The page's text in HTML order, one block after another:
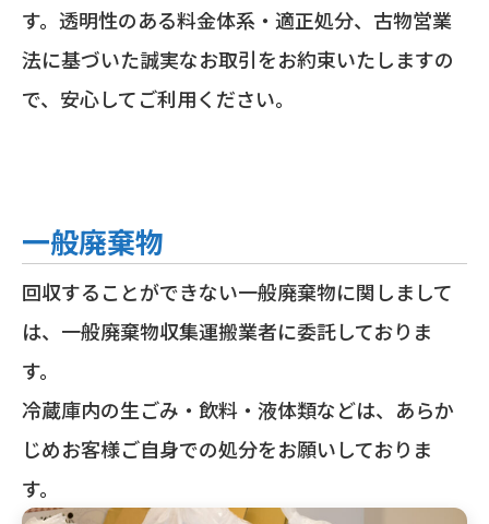
す。透明性のある料金体系・適正処分、古物営業
法に基づいた誠実なお取引をお約束いたしますの
で、安心してご利用ください。
一般廃棄物
回収することができない一般廃棄物に関しまして
は、一般廃棄物収集運搬業者に委託しておりま
す。
冷蔵庫内の生ごみ・飲料・液体類などは、あらか
じめお客様ご自身での処分をお願いしておりま
す。